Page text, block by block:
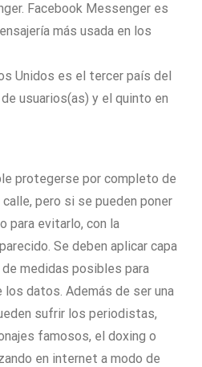
Facebook Messenger es
más usada en los
Unidos es el tercer país del
usuarios(as) y el quinto en
protegerse por completo de
pero si se pueden poner
para evitarlo, con la
Se deben aplicar capa
de medidas posibles para
datos. Además de ser una
sufrir los periodistas,
famosos, el doxing o
en internet a modo de